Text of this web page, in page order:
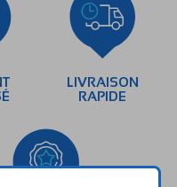
LIVRAISON
RAPIDE